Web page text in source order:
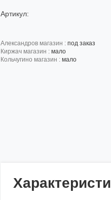
Артикул:
александров магазин : под заказ
киржач магазин : мало
кольчугино магазин : мало